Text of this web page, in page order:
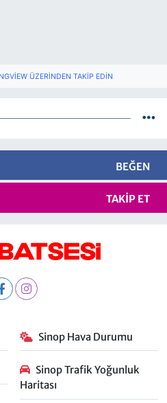
ÜZERINDEN TAKIP EDIN
BEĞEN
TAKIP ET
Sinop Hava Durumu
Sinop Trafik Yoğunluk
Haritası